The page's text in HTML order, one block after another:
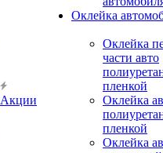
Акции
Оклейка
Оклейка
части авто
пленкой
Оклейка
пленкой
Оклейка